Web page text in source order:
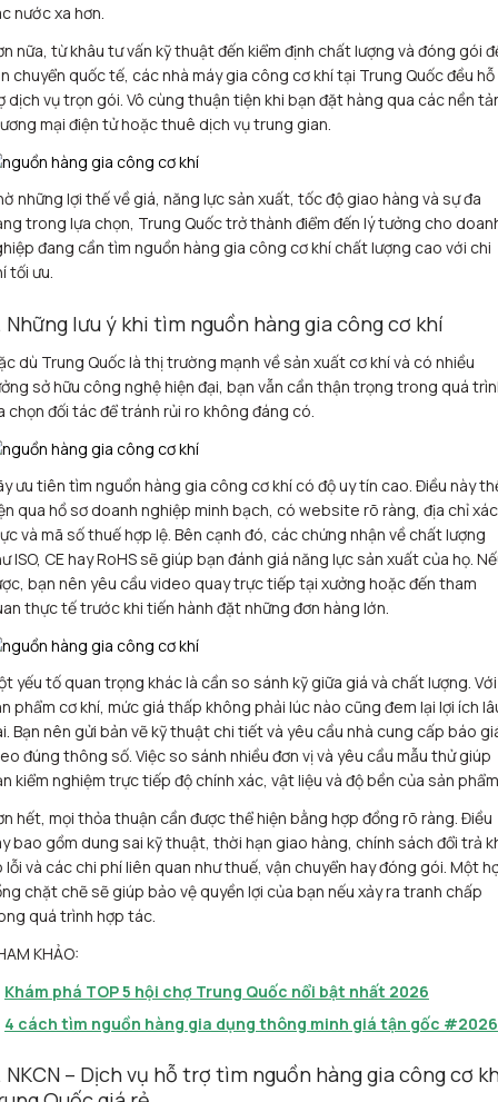
nước xa hơn.
nữa, từ khâu tư vấn kỹ thuật đến kiểm định chất lượng và đóng gói
chuyển quốc tế, các nhà máy gia công cơ khí tại Trung Quốc đều hỗ
dịch vụ trọn gói. Vô cùng thuận tiện khi bạn đặt hàng qua các nền
mại điện tử hoặc thuê dịch vụ trung gian.
những lợi thế về giá, năng lực sản xuất, tốc độ giao hàng và sự đa
trong lựa chọn, Trung Quốc trở thành điểm đến lý tưởng cho
đang cần tìm nguồn hàng gia công cơ khí chất lượng cao với chi
tối ưu.
Những lưu ý khi tìm nguồn hàng gia công cơ khí
dù Trung Quốc là thị trường mạnh về sản xuất cơ khí và có nhiều
sở hữu công nghệ hiện đại, bạn vẫn cần thận trọng trong quá
chọn đối tác để tránh rủi ro không đáng có.
ưu tiên tìm nguồn hàng gia công cơ khí có độ uy tín cao. Điều này
qua hồ sơ doanh nghiệp minh bạch, có website rõ ràng, địa chỉ xác
và mã số thuế hợp lệ. Bên cạnh đó, các chứng nhận về chất lượng
ISO, CE hay RoHS sẽ giúp bạn đánh giá năng lực sản xuất của họ.
bạn nên yêu cầu video quay trực tiếp tại xưởng hoặc đến tham
thực tế trước khi tiến hành đặt những đơn hàng lớn.
yếu tố quan trọng khác là cần so sánh kỹ giữa giá và chất lượng. Với
phẩm cơ khí, mức giá thấp không phải lúc nào cũng đem lại lợi ích
Bạn nên gửi bản vẽ kỹ thuật chi tiết và yêu cầu nhà cung cấp báo
đúng thông số. Việc so sánh nhiều đơn vị và yêu cầu mẫu thử giúp
kiểm nghiệm trực tiếp độ chính xác, vật liệu và độ bền của sản
hết, mọi thỏa thuận cần được thể hiện bằng hợp đồng rõ ràng. Điều
bao gồm dung sai kỹ thuật, thời hạn giao hàng, chính sách đổi trả
lỗi và các chi phí liên quan như thuế, vận chuyển hay đóng gói. Một
chặt chẽ sẽ giúp bảo vệ quyền lợi của bạn nếu xảy ra tranh chấp
quá trình hợp tác.
KHẢO:
Khám phá TOP 5 hội chợ Trung Quốc nổi bật nhất 2026
4 cách tìm nguồn hàng gia dụng thông minh giá tận gốc #2026
NKCN – Dịch vụ hỗ trợ tìm nguồn hàng gia công cơ